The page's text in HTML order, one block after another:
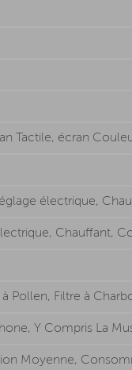
Tactile, écran
électrique,
Chauffant,
Pollen, Filtre à
Y Compris La
Moyenne,